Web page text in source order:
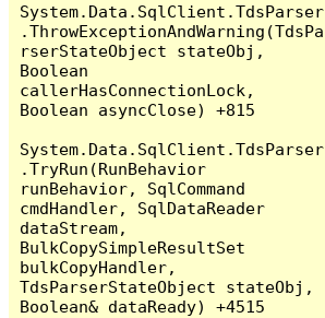
System.Data.SqlClient.TdsParser
.ThrowExceptionAndWarning(TdsPa
rserStateObject stateObj,
Boolean
callerHasConnectionLock,
Boolean asyncClose) +815
System.Data.SqlClient.TdsParser
.TryRun(RunBehavior
runBehavior, SqlCommand
cmdHandler, SqlDataReader
dataStream,
BulkCopySimpleResultSet
bulkCopyHandler,
TdsParserStateObject stateObj,
Boolean& dataReady) +4515